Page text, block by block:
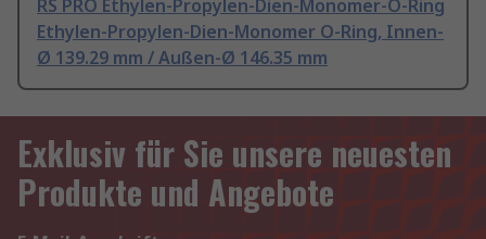
RS PRO Ethylen-Propylen-Dien-Monomer-O-Ring
Ethylen-Propylen-Dien-Monomer O-Ring, Innen-
Ø 139.29 mm / Außen-Ø 146.35 mm
Exklusiv für Sie unsere neuesten
Produkte und Angebote